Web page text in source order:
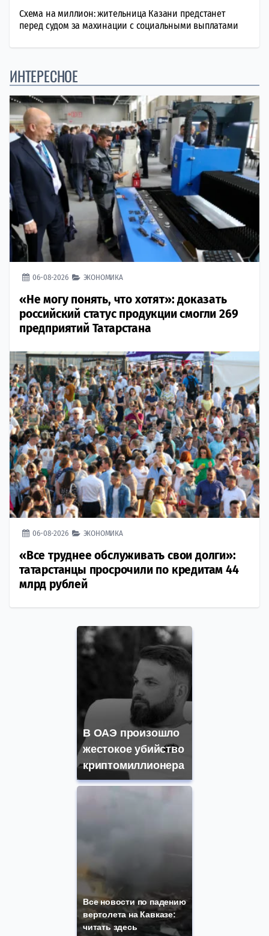
Схема на миллион: жительница Казани предстанет
перед судом за махинации с социальными выплатами
ИНТЕРЕСНОЕ
06-08-2026 ЭКОНОМИКА
«Не могу понять, что хотят»: доказать
российский статус продукции смогли 269
предприятий Татарстана
06-08-2026 ЭКОНОМИКА
«Все труднее обслуживать свои долги»:
татарстанцы просрочили по кредитам 44
млрд рублей
В ОАЭ произошло
жестокое убийство
криптомиллионера
Все новости по падению
вертолета на Кавказе:
читать здесь